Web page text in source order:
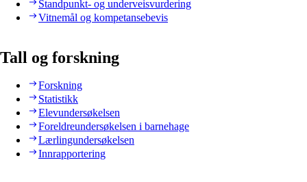
Standpunkt- og underveisvurdering
Vitnemål og kompetansebevis
Tall og forskning
Forskning
Statistikk
Elevundersøkelsen
Foreldreundersøkelsen i barnehage
Lærlingundersøkelsen
Innrapportering